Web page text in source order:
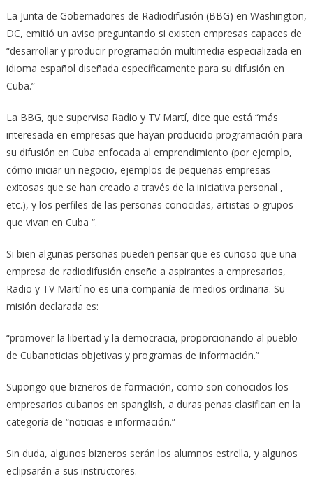
La Junta de Gobernadores de Radiodifusión (BBG) en Washington,
DC, emitió un aviso preguntando si existen empresas capaces de
“desarrollar y producir programación multimedia especializada en
idioma español diseñada específicamente para su difusión en
Cuba.”
La BBG, que supervisa Radio y TV Martí, dice que está “más
interesada en empresas que hayan producido programación para
su difusión en Cuba enfocada al emprendimiento (por ejemplo,
cómo iniciar un negocio, ejemplos de pequeñas empresas
exitosas que se han creado a través de la iniciativa personal ,
etc.), y los perfiles de las personas conocidas, artistas o grupos
que vivan en Cuba “.
Si bien algunas personas pueden pensar que es curioso que una
empresa de radiodifusión enseñe a aspirantes a empresarios,
Radio y TV Martí no es una compañía de medios ordinaria. Su
misión declarada es:
“promover la libertad y la democracia, proporcionando al pueblo
de Cubanoticias objetivas y programas de información.”
Supongo que bizneros de formación, como son conocidos los
empresarios cubanos en spanglish, a duras penas clasifican en la
categoría de “noticias e información.”
Sin duda, algunos bizneros serán los alumnos estrella, y algunos
eclipsarán a sus instructores.